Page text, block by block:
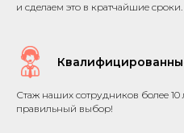
и сделаем это в кратчайшие сроки.
Стаж наших сотрудников более 10
правильный выбор!